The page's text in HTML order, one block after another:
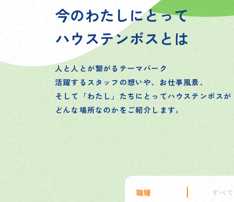
今のわたしにとって
ハウステンボスとは
人と人とが繋がるテーマパーク
活躍するスタッフの想いや、お仕事風景、
そして「わたし」たちにとってハウステンボスが
どんな場所なのかをご紹介します。
職種 すべて